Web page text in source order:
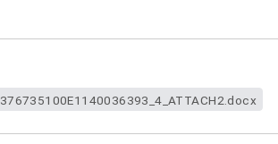
376735100E1140036393_4_ATTACH2.docx